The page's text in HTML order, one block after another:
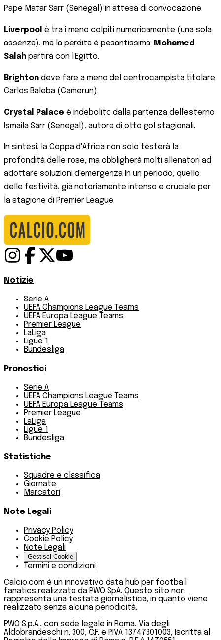
Pape Matar Sarr (Senegal) in attesa di convocazione.
Liverpool è tra i meno colpiti numericamente (una sola
assenza), ma la perdita è pesantissima: Mohamed
Salah partirà con l'Egitto.
Brighton deve fare a meno del centrocampista titolare
Carlos Baleba (Camerun).
Crystal Palace è indebolito dalla partenza dell'esterno
Ismaila Sarr (Senegal), autore di otto gol stagionali.
In sintesi, la Coppa d'Africa non solo testerà la
profondità delle rose, ma obbligherà molti allenatori ad
adottare soluzioni d'emergenza in un periodo, quello
delle festività, già notoriamente intenso e cruciale per
la stagione di Premier League.
Notizie
Serie A
UEFA Champions League Teams
UEFA Europa League Teams
Premier League
LaLiga
Ligue 1
Bundesliga
Pronostici
Serie A
UEFA Champions League Teams
UEFA Europa League Teams
Premier League
LaLiga
Ligue 1
Bundesliga
Statistiche
Squadre e classifica
Giornate
Marcatori
Note Legali
Privacy Policy
Cookie Policy
Note Legali
Gestisci Cookie
Termini e condizioni
Calcio.com è un innovativo data hub per football
fanatics realizzato da PWO SpA. Questo sito non
rappresenta una testata giornalistica, in quanto viene
realizzato senza alcuna periodicità.
PWO S.p.A., con sede legale in Roma, Via degli
Aldobrandeschi n. 300, C.F. e P.IVA 13747301003, Iscritta al